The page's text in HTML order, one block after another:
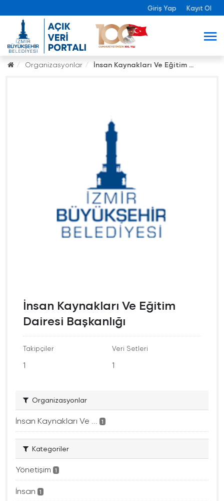
Giriş Yap Kayıt Ol
Organizasyonlar İnsan Kaynakları Ve Eğitim ...
İnsan Kaynakları Ve Eğitim
Dairesi Başkanlığı
Takipçiler
1
Veri Setleri
1
Organizasyonlar
İnsan Kaynakları Ve ... 1
Kategoriler
Yönetişim 1
İnsan 1